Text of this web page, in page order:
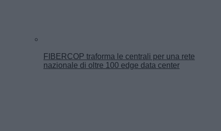
FIBERCOP traforma le centrali per una rete
nazionale di oltre 100 edge data center